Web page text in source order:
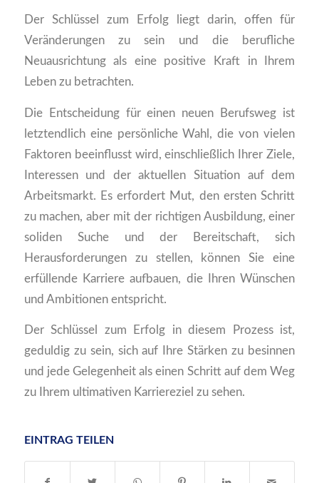
Der Schlüssel zum Erfolg liegt darin, offen für
Veränderungen zu sein und die berufliche
Neuausrichtung als eine positive Kraft in Ihrem
Leben zu betrachten.
Die Entscheidung für einen neuen Berufsweg ist
letztendlich eine persönliche Wahl, die von vielen
Faktoren beeinflusst wird, einschließlich Ihrer Ziele,
Interessen und der aktuellen Situation auf dem
Arbeitsmarkt. Es erfordert Mut, den ersten Schritt
zu machen, aber mit der richtigen Ausbildung, einer
soliden Suche und der Bereitschaft, sich
Herausforderungen zu stellen, können Sie eine
erfüllende Karriere aufbauen, die Ihren Wünschen
und Ambitionen entspricht.
Der Schlüssel zum Erfolg in diesem Prozess ist,
geduldig zu sein, sich auf Ihre Stärken zu besinnen
und jede Gelegenheit als einen Schritt auf dem Weg
zu Ihrem ultimativen Karriereziel zu sehen.
EINTRAG TEILEN